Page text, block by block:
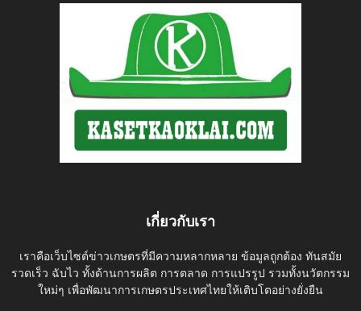
เกี่ยวกับเรา
เราคือเว็บไซต์ข่าวเกษตรที่มีความหลากหลาย ข้อมูลถูกต้อง ทันสมัย
รวดเร็ว ฉับไว ทั้งด้านการผลิต การตลาด การแปรรูป รวมทั้งนวัตกรรม
ใหม่ๆ เพื่อพัฒนาการเกษตรประเทศไทยให้เติบโตอย่างยั่งยืน